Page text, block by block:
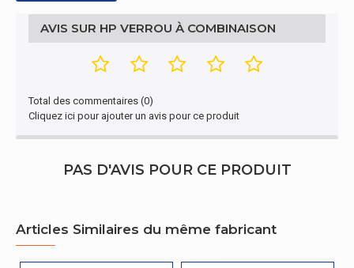
AVIS SUR HP VERROU À COMBINAISON
Total des commentaires (0)
Cliquez ici pour ajouter un avis pour ce produit
PAS D'AVIS POUR CE PRODUIT
Articles Similaires du même fabricant